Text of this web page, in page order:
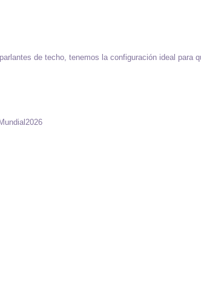
de techo, tenemos la configuración ideal para